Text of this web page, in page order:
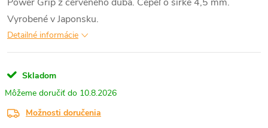
Vyrobené v Japonsku.
Detailné informácie
Skladom
10.8.2026
Možnosti doručenia